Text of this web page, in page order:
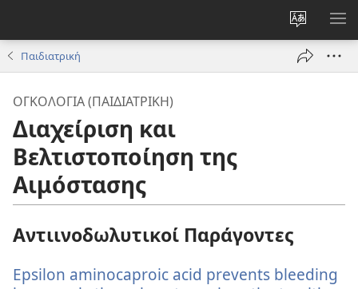
Αλλαγή
γλώσσας
Παιδιατρική
ΟΓΚΟΛΟΓΊΑ (ΠΑΙΔΙΑΤΡΙΚΉ)
Διαχείριση και
Βελτιστοποίηση της
Αιμόστασης
Αντιινοδωλυτικοί Παράγοντες
Epsilon aminocaproic acid prevents bleeding